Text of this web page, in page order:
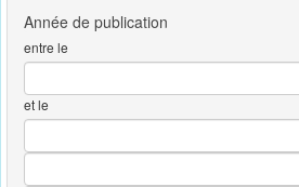
entre le
et le